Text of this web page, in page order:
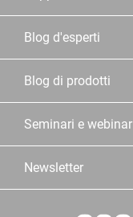
Blog d'esperti
Blog di prodotti
Seminari e webinar
Newsletter